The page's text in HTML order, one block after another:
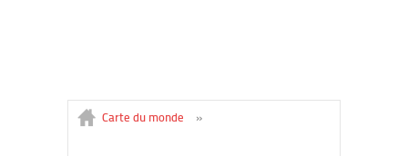
Carte du monde »